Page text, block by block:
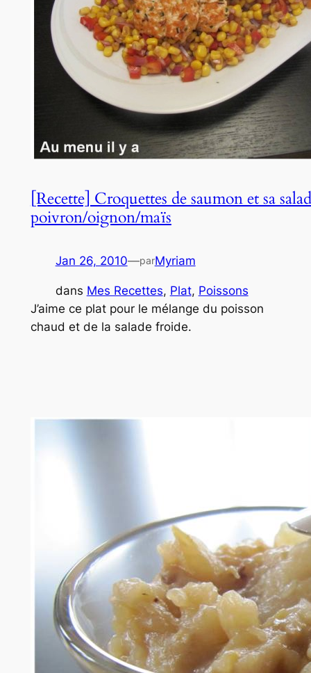
[Recette] Croquettes de saumon et sa
poivron/oignon/maïs
Jan 26, 2010—parMyriam
dans Mes Recettes, Plat, Poissons
J’aime ce plat pour le mélange du poisson
chaud et de la salade froide.